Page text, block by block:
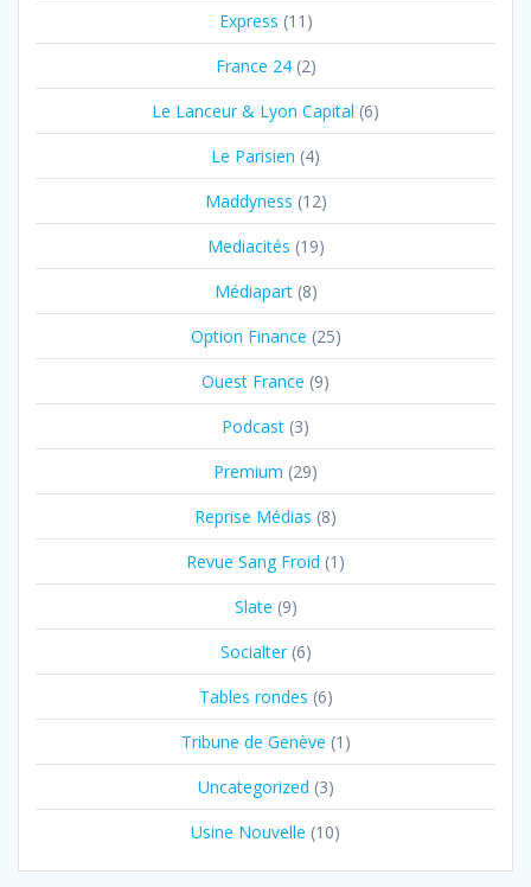
Express (11)
France 24(2)
Le Lanceur & Lyon Capital (6)
Le Parisien (4)
Maddyness (12)
Mediacités (19)
Médiapart(8)
Option Finance (25)
Ouest France (9)
Podcast (3)
Premium (29)
Reprise Médias (8)
Revue Sang Froid (1)
Slate (9)
Socialter(6)
Tables rondes (6)
Tribune de Genève (1)
Uncategorized (3)
Usine Nouvelle (10)